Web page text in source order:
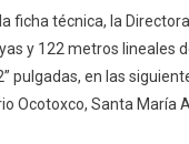
ficha técnica, la
y 122 metros lineales
pulgadas, en las
Ocotoxco, Santa